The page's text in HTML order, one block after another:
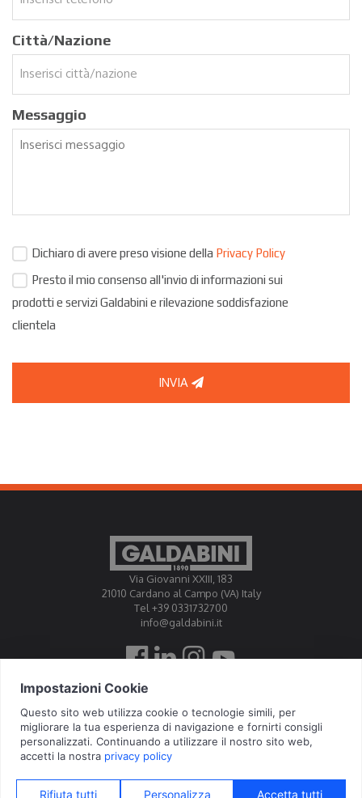
Città/Nazione
Messaggio
Dichiaro di avere preso visione della Privacy Policy
Presto il mio consenso all'invio di informazioni sui
prodotti e servizi Galdabini e rilevazione soddisfazione
clientela
INVIA
Via Giovanni XXIII, 183
21010 Cardano al Campo (VA) Italy
Tel +39 0331732700
info@galdabini.it
Galdabini is accredited Official Calibration Centre EA, IAF, ILAC